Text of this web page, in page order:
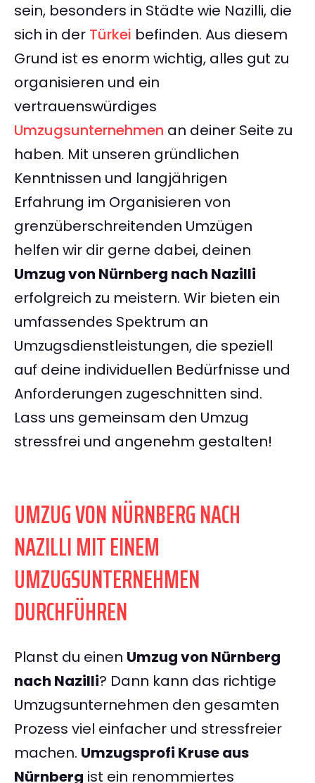
sein, besonders in Städte wie Nazilli, die
sich in der Türkei befinden. Aus diesem
Grund ist es enorm wichtig, alles gut zu
organisieren und ein
vertrauenswürdiges
Umzugsunternehmen an deiner Seite zu
haben. Mit unseren gründlichen
Kenntnissen und langjährigen
Erfahrung im Organisieren von
grenzüberschreitenden Umzügen
helfen wir dir gerne dabei, deinen
Umzug von Nürnberg nach Nazilli
erfolgreich zu meistern. Wir bieten ein
umfassendes Spektrum an
Umzugsdienstleistungen, die speziell
auf deine individuellen Bedürfnisse und
Anforderungen zugeschnitten sind.
Lass uns gemeinsam den Umzug
stressfrei und angenehm gestalten!
UMZUG VON NÜRNBERG NACH
NAZILLI MIT EINEM
UMZUGSUNTERNEHMEN
DURCHFÜHREN
Planst du einen Umzug von Nürnberg
nach Nazilli? Dann kann das richtige
Umzugsunternehmen den gesamten
Prozess viel einfacher und stressfreier
machen. Umzugsprofi Kruse aus
Nürnberg ist ein renommiertes